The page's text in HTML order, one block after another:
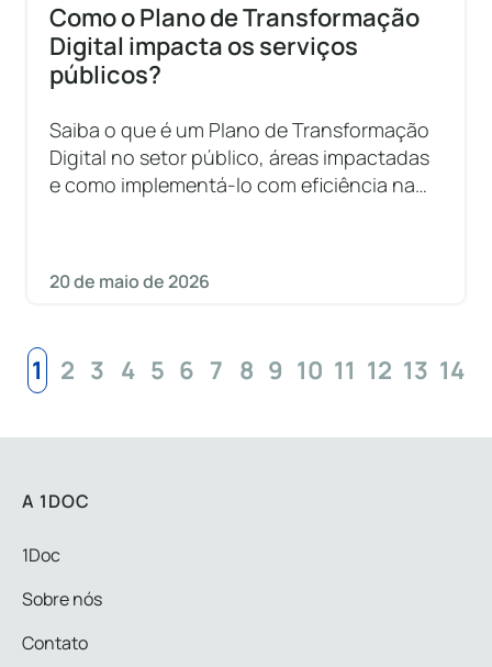
Como o Plano de Transformação
Digital impacta os serviços
públicos?
Saiba o que é um Plano de Transformação
Digital no setor público, áreas impactadas
e como implementá-lo com eficiência na
20 de maio de 2026
1 2 3 4 5 6 7 8 9 10 11 12 13 14
A 1DOC
1Doc
Sobre nós
Contato